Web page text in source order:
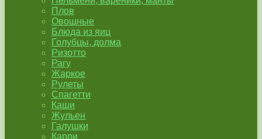
Плов
Овощные
Блюда из яиц
Голубцы, долма
Ризотто
Рагу
Жаркое
Рулеты
Спагетти
Каши
Жульен
Галушки
Карри